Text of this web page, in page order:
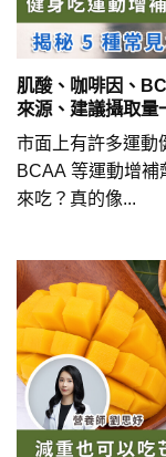
肌酸、咖啡因、
來源、建議攝取量
市面上有許多運動
BCAA 等運動增補
來吃？真的像...